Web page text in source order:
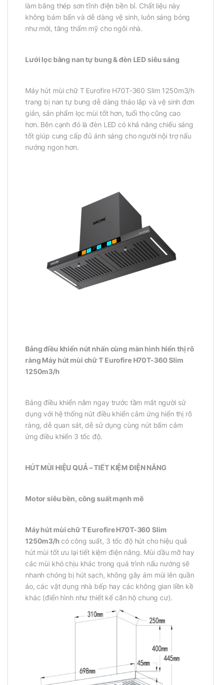
làm bằng thép sơn tĩnh điện bền bỉ. Chất liệu này
không bám bẩn và dễ dàng vệ sinh, luôn sáng bóng
như mới, tăng thẩm mỹ cho ngôi nhà.
Lưới lọc bằng nan tự bung & đèn LED siêu sáng
Máy hút mùi chữ T Eurofire H70T-360 Slim 1250m3/h
trang bị nan tự bung dễ dàng tháo lắp và vệ sinh đơn
giản, sản phẩm lọc mùi tốt hơn, tuổi thọ cũng cao
hơn. Bên cạnh đó là đèn LED có khả năng chiếu sáng
tốt giúp cung cấp đủ ánh sáng cho người nội trợ nấu
nướng ngon hơn.
Bảng điều khiển nút nhấn cùng màn hình hiển thị rõ
ràng Máy hút mùi chữ T Eurofire H70T-360 Slim
1250m3/h
Bảng điều khiển nằm ngay trước tầm mắt người sử
dụng với hệ thống nút điều khiển cảm ứng hiển thị rõ
ràng, dễ quan sát, dễ sử dụng cùng nút bấm cảm
ứng điều khiển 3 tốc độ.
HÚT MÙI HIỆU QUẢ – TIẾT KIỆM ĐIỆN NĂNG
Motor siêu bền, công suất mạnh mẽ
Máy hút mùi chữ T Eurofire H70T-360 Slim
1250m3/h có công suất, 3 tốc độ hút cho hiệu quả
hút mùi tốt ưu lại tiết kiệm điện năng. Mùi dầu mỡ hay
các mùi khó chịu khác trong quá trình nấu nướng sẽ
nhanh chóng bị hút sạch, không gây ám mùi lên quần
áo, các vật dụng nhà bếp hay các không gian liền kề
khác (điển hình như thiết kế căn hộ chung cư).